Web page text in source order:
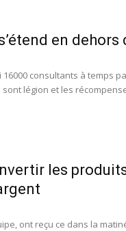
en dehors
consultants à temps
sont légion et les
les
ont reçu ce dans la